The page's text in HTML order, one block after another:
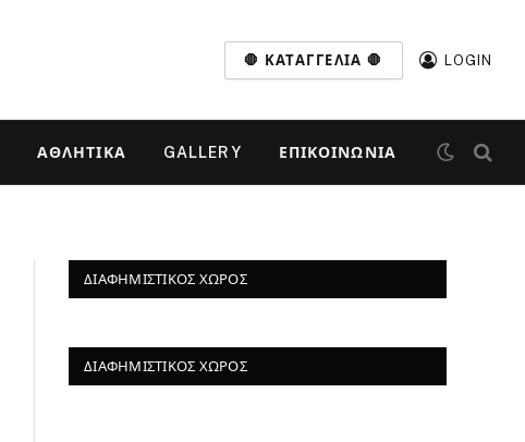
🛑 ΚΑΤΑΓΓΕΛΊΑ 🛑 LOGIN
ΑΘΛΗΤΙΚΆ GALLERY ΕΠΙΚΟΙΝΩΝΊΑ
ΔΙΑΦΗΜΙΣΤΙΚΌΣ ΧΏΡΟΣ
ΔΙΑΦΗΜΙΣΤΙΚΌΣ ΧΏΡΟΣ